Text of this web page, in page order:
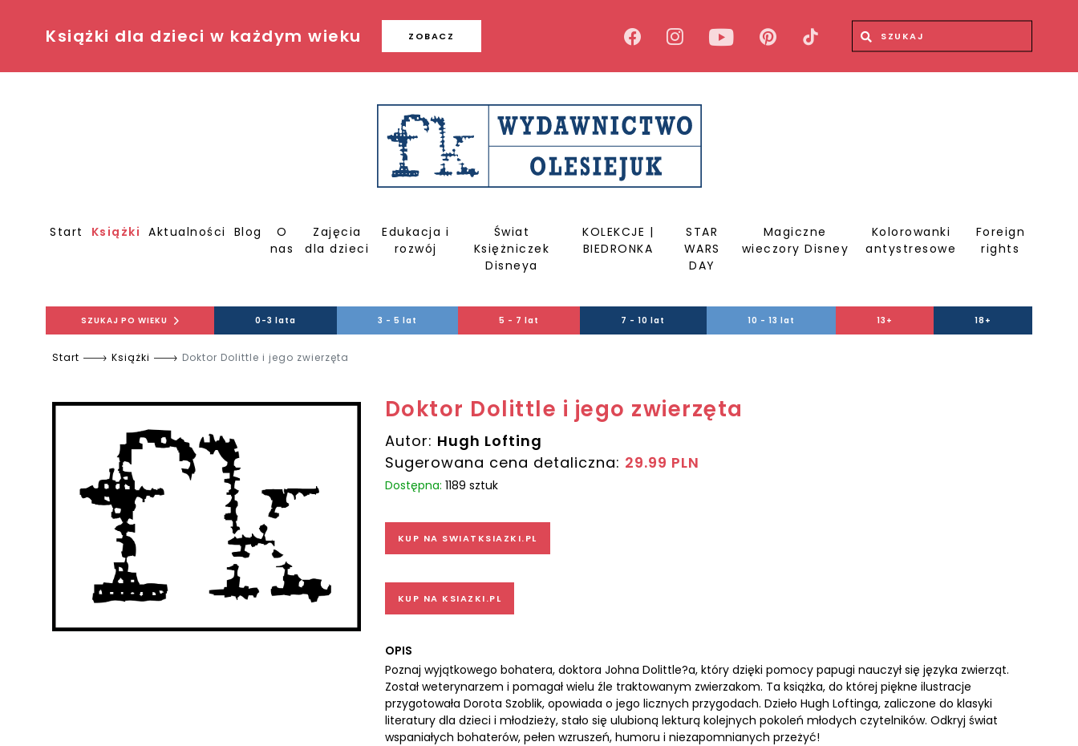
Książki dla dzieci w każdym wieku ZOBACZ Wyszukiwana fraza
Start Książki Aktualności Blog
O
nas
Zajęcia
dla dzieci
Edukacja i
rozwój
Świat
Księżniczek
Disneya
KOLEKCJE |
BIEDRONKA
STAR
WARS
DAY
Magiczne
wieczory Disney
Kolorowanki
antystresowe
Foreign
rights
SZUKAJ PO WIEKU 0-3 lata 3 - 5 lat 5 - 7 lat 7 - 10 lat 10 - 13 lat 13+ 18+
Start Książki Doktor Dolittle i jego zwierzęta
Doktor Dolittle i jego zwierzęta
Autor: Hugh Lofting
Sugerowana cena detaliczna: 29.99 PLN
Dostępna: 1189 sztuk
KUP NA SWIATKSIAZKI.PL
KUP NA KSIAZKI.PL
OPIS
Poznaj wyjątkowego bohatera, doktora Johna Dolittle?a, który dzięki pomocy papugi nauczył się języka zwierząt.
Został weterynarzem i pomagał wielu źle traktowanym zwierzakom. Ta książka, do której piękne ilustracje
przygotowała Dorota Szoblik, opowiada o jego licznych przygodach. Dzieło Hugh Loftinga, zaliczone do klasyki
literatury dla dzieci i młodzieży, stało się ulubioną lekturą kolejnych pokoleń młodych czytelników. Odkryj świat
wspaniałych bohaterów, pełen wzruszeń, humoru i niezapomnianych przeżyć!